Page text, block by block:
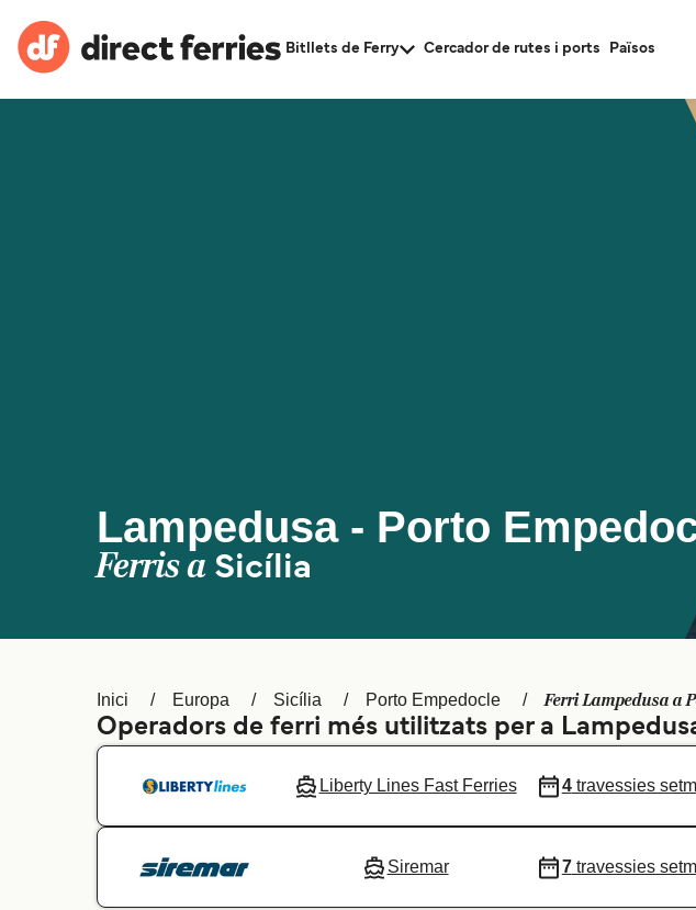
Bitllets de Ferry Cercador de rutes i ports Països
Lampedusa - Porto
Ferris a Sicília
Inici Europa Sicília Porto Empedocle Ferri Lampedusa a
Operadors de ferri més utilitzats per a
Liberty Lines Fast Ferries 4travessies
Siremar 7travessies